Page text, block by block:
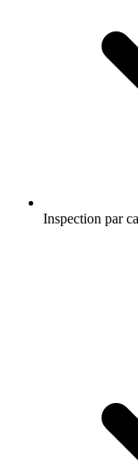
Inspection par